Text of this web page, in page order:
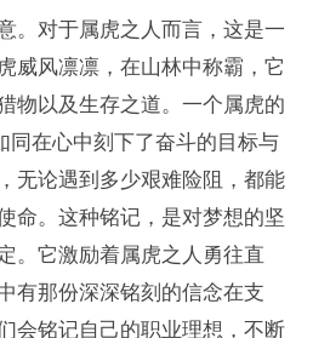
。对于属虎之人而言，这是一
威风凛凛，在山林中称霸，它
物以及生存之道。一个属虎的
同在心中刻下了奋斗的目标与
无论遇到多少艰难险阻，都能
命。这种铭记，是对梦想的坚
。它激励着属虎之人勇往直
有那份深深铭刻的信念在支
会铭记自己的职业理想，不断